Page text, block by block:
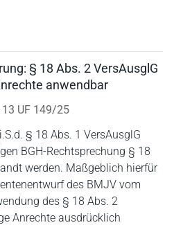
§ 18 Abs. 2 VersAusglG
anwendbar
13 UF 149/25
§ 18 Abs. 1 VersAusglG
BGH-Rechtsprechung § 18
werden. Maßgeblich hierfür
des BMJV vom
des § 18 Abs. 2
Anrechte ausdrücklich